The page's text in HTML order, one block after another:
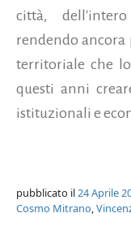
città,
rendendo ancora
territoriale che
questi anni
istituzionali e
pubblicato il24 Aprile
Cosmo Mitrano,